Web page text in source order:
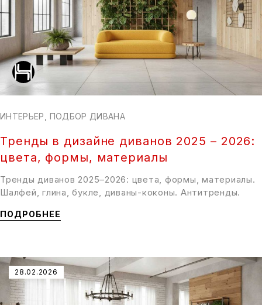
ИНТЕРЬЕР ПОДБОР ДИВАНА
Тренды в дизайне диванов 2025 – 2026:
цвета, формы, материалы
Тренды диванов 2025–2026: цвета, формы, материалы.
Шалфей, глина, букле, диваны-коконы. Антитренды.
ПОДРОБНЕЕ
28.02.2026